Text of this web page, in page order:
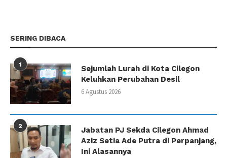
SERING DIBACA
1
Sejumlah Lurah di Kota Cilegon
Keluhkan Perubahan Desil
6 Agustus 2026
2
Jabatan PJ Sekda Cilegon Ahmad
Aziz Setia Ade Putra di Perpanjang,
Ini Alasannya